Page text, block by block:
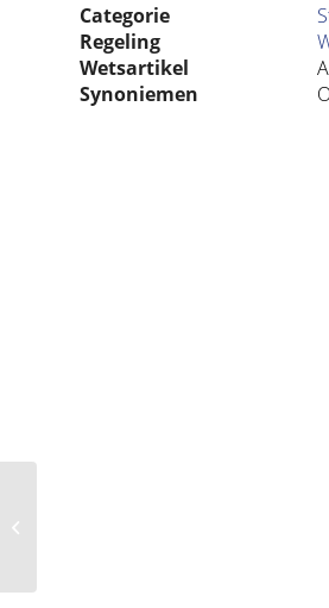
Categorie
Regeling
Wetsartikel
Synoniemen